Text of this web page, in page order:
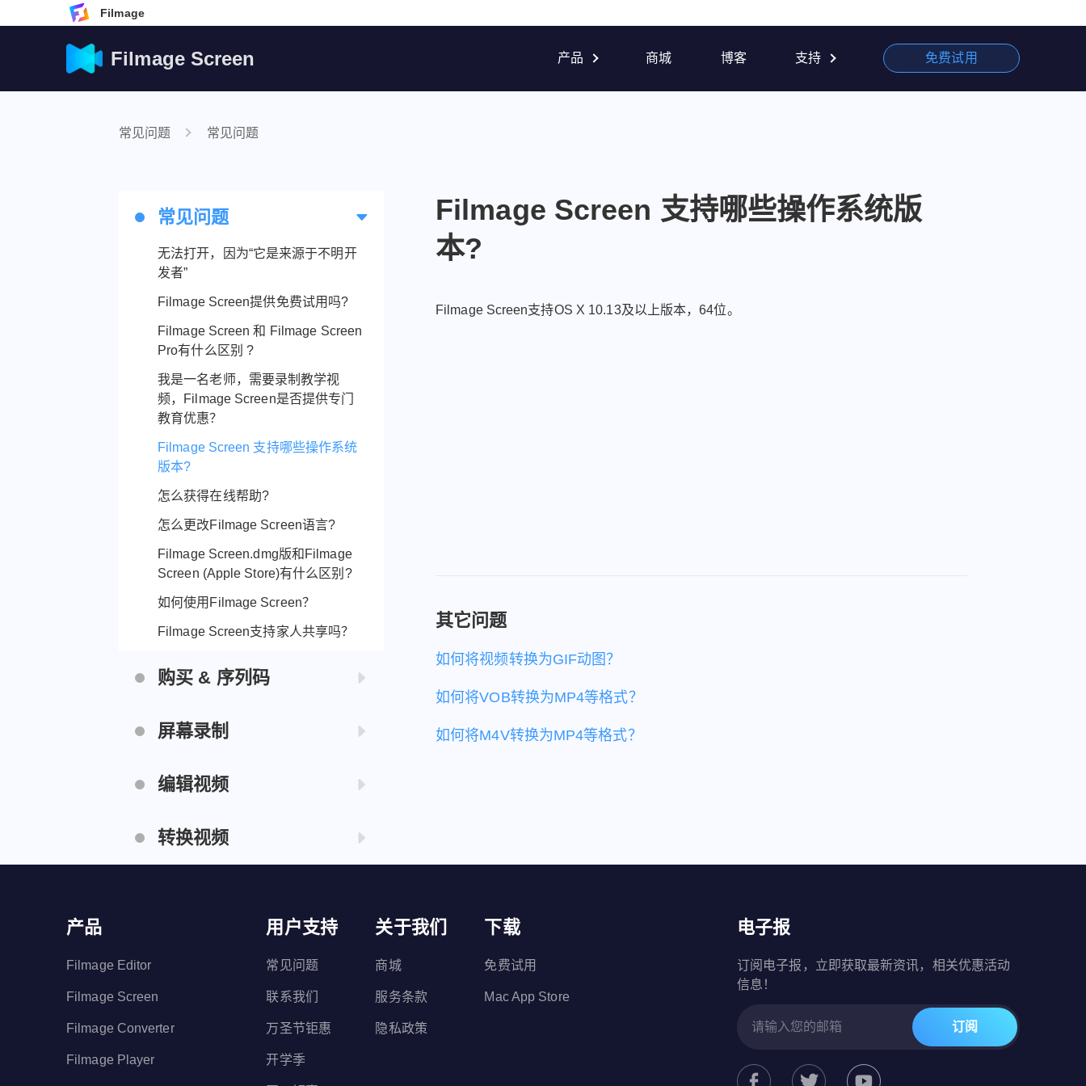
Filmage
Filmage Screen 产品 商城 博客 支持 免费试用
常见问题 常见问题
常见问题
无法打开，因为“它是来源于不明开
发者”
Filmage Screen提供免费试用吗?
Filmage Screen 和 Filmage Screen
Pro有什么区别 ?
我是一名老师，需要录制教学视
频，Filmage Screen是否提供专门
教育优惠？
Filmage Screen 支持哪些操作系统
版本?
怎么获得在线帮助?
怎么更改Filmage Screen语言?
Filmage Screen.dmg版和Filmage
Screen (Apple Store)有什么区别?
如何使用Filmage Screen？
Filmage Screen支持家人共享吗？
购买 & 序列码
如何使用序列码?
为什么我付款之后没有收到序列码?
我在升级软件后如何恢复购买?
序列码的使用期限是多久?
怎么把Filmage Screen序列码转移
怎么解绑序列码?
如何获得我的iTunes收据?
Filmage Screen Mac有优惠折扣吗?
屏幕录制
FilmageAudioDevice插件？
各音频源的含义是什么？
如何在Mac中卸载BlackHole 16ch
编辑视频
如何在视频中添加图片？
转换视频
如何将M4V转换为MP4等格式？
Filmage Screen 支持哪些操作系统版
本?
Filmage Screen支持OS X 10.13及以上版本，64位。
其它问题
如何将视频转换为GIF动图？
如何将VOB转换为MP4等格式？
如何将M4V转换为MP4等格式？
产品
Filmage Editor
Filmage Screen
Filmage Converter
Filmage Player
用户支持
常见问题
联系我们
万圣节钜惠
开学季
关于我们
商城
服务条款
隐私政策
下载
免费试用
Mac App Store
电子报
订阅电子报，立即获取最新资讯，相关优惠活动
信息！
订阅